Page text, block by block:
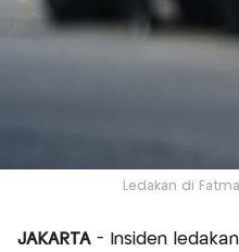
Ledakan di
JAKARTA - Insiden